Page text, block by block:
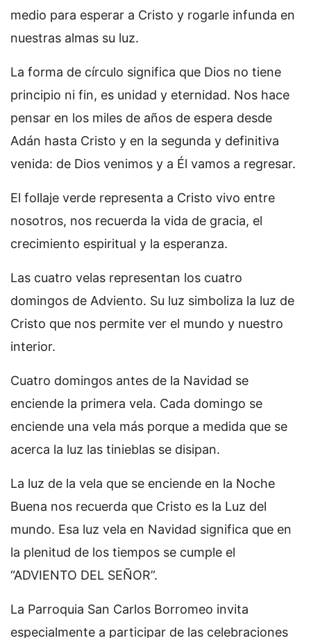
medio para esperar a Cristo y rogarle infunda en
nuestras almas su luz.
La forma de círculo significa que Dios no tiene
principio ni fin, es unidad y eternidad. Nos hace
pensar en los miles de años de espera desde
Adán hasta Cristo y en la segunda y definitiva
venida: de Dios venimos y a Él vamos a regresar.
El follaje verde representa a Cristo vivo entre
nosotros, nos recuerda la vida de gracia, el
crecimiento espiritual y la esperanza.
Las cuatro velas representan los cuatro
domingos de Adviento. Su luz simboliza la luz de
Cristo que nos permite ver el mundo y nuestro
interior.
Cuatro domingos antes de la Navidad se
enciende la primera vela. Cada domingo se
enciende una vela más porque a medida que se
acerca la luz las tinieblas se disipan.
La luz de la vela que se enciende en la Noche
Buena nos recuerda que Cristo es la Luz del
mundo. Esa luz vela en Navidad significa que en
la plenitud de los tiempos se cumple el
“ADVIENTO DEL SEÑOR”.
La Parroquia San Carlos Borromeo invita
especialmente a participar de las celebraciones